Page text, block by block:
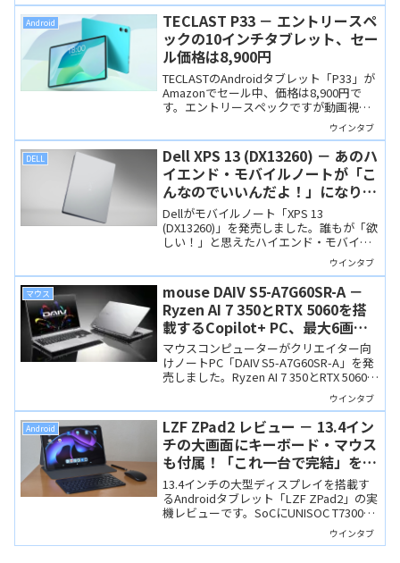
ALLDOCUBE iPlay 70 Pad Proあたりでし
ょうか。
Android
TECLAST P33 － エントリースペ
ックの10インチタブレット、セー
ル価格は8,900円
TECLASTのAndroidタブレット「P33」が
Amazonでセール中、価格は8,900円で
す。エントリースペックですが動画視聴
や情報収集用途なら実用的と思われます
ウインタブ
DELL
Dell XPS 13 (DX13260) － あのハ
イエンド・モバイルノートが「こ
んなのでいいんだよ！」になりま
した
Dellがモバイルノート「XPS 13
(DX13260)」を発売しました。誰もが「欲
しい！」と思えたハイエンド・モバイル
ノートが「こんなのでいいんだよ！」と
いう、身近な価格で購入できる製品にな
りました。重さわずか1 kgと軽快な印象
もあり、「やっぱり欲しい！」モバイル
ノートです。
ウインタブ
マウス
mouse DAIV S5-A7G60SR-A －
Ryzen AI 7 350とRTX 5060を搭
載するCopilot+ PC、最大6画面
出力も可能です
マウスコンピューターがクリエイター向
けノートPC「DAIV S5-A7G60SR-A」を発
売しました。Ryzen AI 7 350とRTX 5060
Laptop GPUを搭載するCopilot+ PCで、
最大6画面出力やSD Express対応など、
ノートPCとしては素晴らしい拡張性を備
えています。
ウインタブ
Android
LZF ZPad2 レビュー － 13.4イン
チの大画面にキーボード・マウス
も付属！「これ一台で完結」を目
指した大型Androidタブレット
13.4インチの大型ディスプレイを搭載す
るAndroidタブレット「LZF ZPad2」の実
機レビューです。SoCにUNISOC T7300を
搭載しAntutuスコアは約60万点。専用ケ
ース、キーボード、マウス、ペンがすべ
ウインタブ